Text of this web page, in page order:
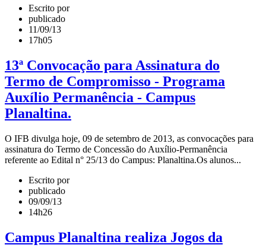
Escrito por
publicado
11/09/13
17h05
13ª Convocação para Assinatura do
Termo de Compromisso - Programa
Auxílio Permanência - Campus
Planaltina.
O IFB divulga hoje, 09 de setembro de 2013, as convocações para
assinatura do Termo de Concessão do Auxílio-Permanência
referente ao Edital n° 25/13 do Campus: Planaltina.Os alunos...
Escrito por
publicado
09/09/13
14h26
Campus Planaltina realiza Jogos da